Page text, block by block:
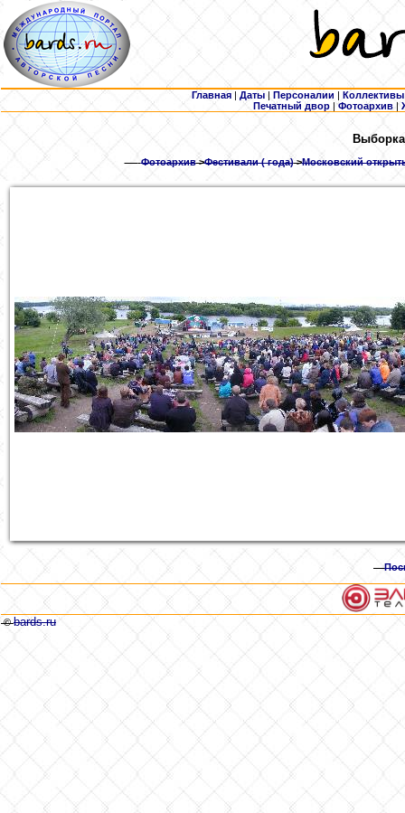
Главная | Даты | Персоналии | Коллективы
Печатный двор |Фотоархив |
Фотоархив>Фестивали ( года)>Московский
©bards.ru